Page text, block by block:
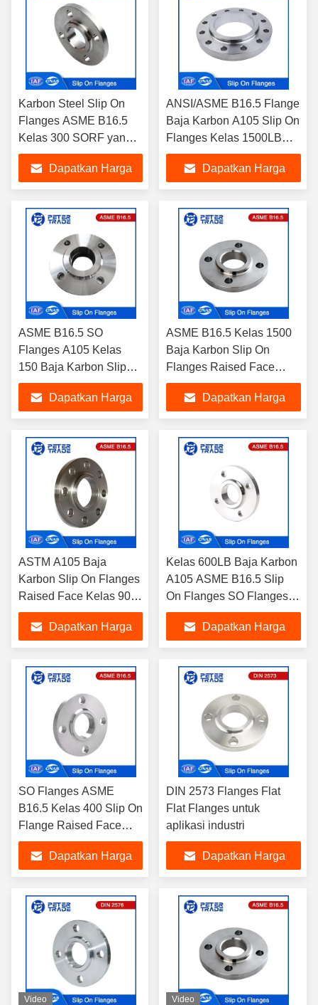
Karbon Steel Slip On
Flanges ASME B16.5
Kelas 300 SORF yang
ditinggikan untuk
kebutuhan pipa
Dapatkan Harga
ANSI/ASME B16.5 Flange
Baja Karbon A105 Slip On
Flanges Kelas 1500LB
Untuk Sistem Saluran Air
Dapatkan Harga
ASME B16.5 SO
Flanges A105 Kelas
150 Baja Karbon Slip
On Flange untuk Sistem
Pipa
Dapatkan Harga
ASME B16.5 Kelas 1500
Baja Karbon Slip On
Flanges Raised Face
A105 SORF untuk Industri
Minyak dan Gas
Dapatkan Harga
ASTM A105 Baja
Karbon Slip On Flanges
Raised Face Kelas 900
Untuk Proyek Industri
Dapatkan Harga
Kelas 600LB Baja Karbon
A105 ASME B16.5 Slip
On Flanges SO Flanges
untuk Sistem HVAC
Dapatkan Harga
SO Flanges ASME
B16.5 Kelas 400 Slip On
Flange Raised Face
SORF A105 untuk pipa
industriDapatkan Harga
DIN 2573 Flanges Flat
Flat Flanges untuk
aplikasi industri
Dapatkan Harga
Video Video